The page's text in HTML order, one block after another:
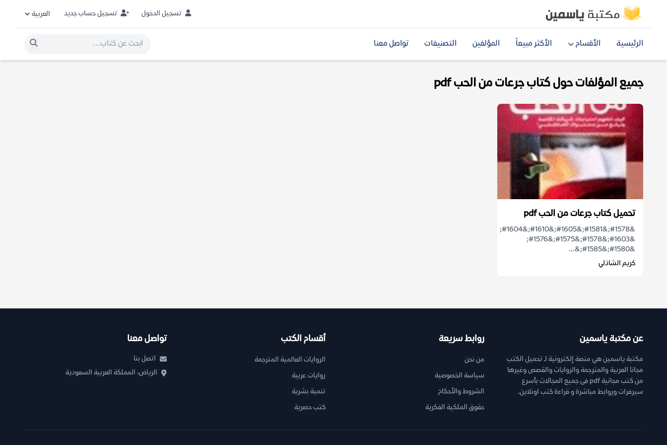
تسجيل الدخول تسجيل حساب جديد
الرئيسية الأقسام الأكثر مبيعاً المؤلفين التصنيفات تواصل معنا
جميع المؤلفات حول كتاب جرعات من الحب pdf
تحميل كتاب جرعات من الحب pdf
&#1578;&#1581;&#1605;&#1610;&#1604;
&#1603;&#1578;&#1575;&#1576;
&#1580;&#1585;&...
كريم الشاذلي
عن مكتبة ياسمين
مكتبة ياسمين هي منصة إلكترونية لـ تحميل الكتب
مجانا العربية والمترجمة والروايات والقصص وغيرها
من كتب مجانية pdf فى جميع المجالات بأسرع
سيرفرات وروابط مباشرة و قراءة كتب اونلاين.
روابط سريعة
من نحن
سياسة الخصوصية
الشروط والأحكام
حقوق الملكية الفكرية
أقسام الكتب
الروايات العالمية المترجمة
روايات عربية
تنمية بشرية
كتب حصرية
تواصل معنا
اتصل بنا
الرياض، المملكة العربية السعودية